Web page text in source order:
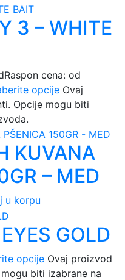
3 – WHITE
Raspon cena: od
opcije Ovaj
Opcije mogu biti
KUVANA
– MED
u korpu
GOLD
opcije Ovaj proizvod
biti izabrane na